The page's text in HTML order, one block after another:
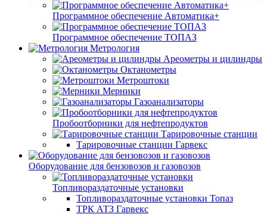
Программное обеспечение Автоматика+
Программное обеспечение ТОПАЗ
Метрология
Ареометры и цилиндры
Октанометры
Метроштоки
Мерники
Газоанализаторы
Пробоотборники для нефтепродуктов
Тарировочные станции
Тарировочные станции Гарвекс
Оборудование для бензовозов и газовозов
Топливораздаточные установки
Топливораздаточные установки Топаз
ТРК АТЗ Гарвекс